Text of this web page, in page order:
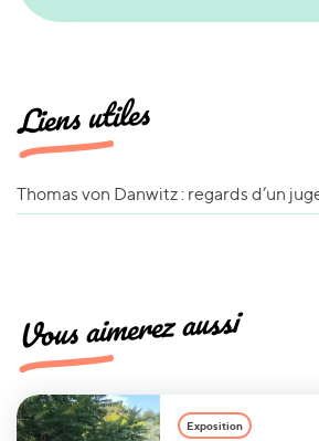
Liens utiles
Thomas von Danwitz : regards d’un
Vous aimerez aussi
Exposition